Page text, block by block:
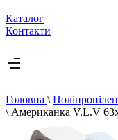
Каталог
Контакти
Головна \
\ Американка V.L.V